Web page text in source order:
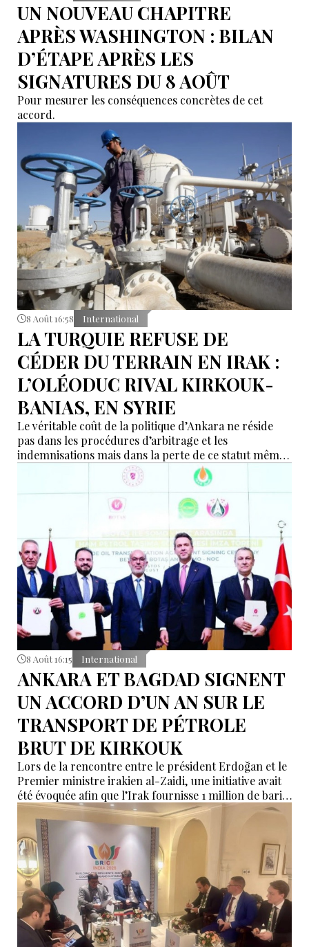
UN NOUVEAU CHAPITRE
APRÈS WASHINGTON : BILAN
D’ÉTAPE APRÈS LES
SIGNATURES DU 8 AOÛT
Pour mesurer les conséquences concrètes de cet
accord.
8 Août 16:58 International
LA TURQUIE REFUSE DE
CÉDER DU TERRAIN EN IRAK :
L’OLÉODUC RIVAL KIRKOUK-
BANIAS, EN SYRIE
Le véritable coût de la politique d’Ankara ne réside
pas dans les procédures d’arbitrage et les
indemnisations mais dans la perte de ce statut même
d’« intermédiaire indispensable » que la Turquie a mis
des décennies à construire.
8 Août 16:15 International
ANKARA ET BAGDAD SIGNENT
UN ACCORD D’UN AN SUR LE
TRANSPORT DE PÉTROLE
BRUT DE KIRKOUK
Lors de la rencontre entre le président Erdoğan et le
Premier ministre irakien al-Zaidi, une initiative avait
été évoquée afin que l’Irak fournisse 1 million de barils
de pétrole brut nécessaires aux raffineries turques.